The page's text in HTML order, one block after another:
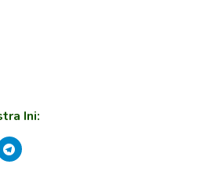
Ini: